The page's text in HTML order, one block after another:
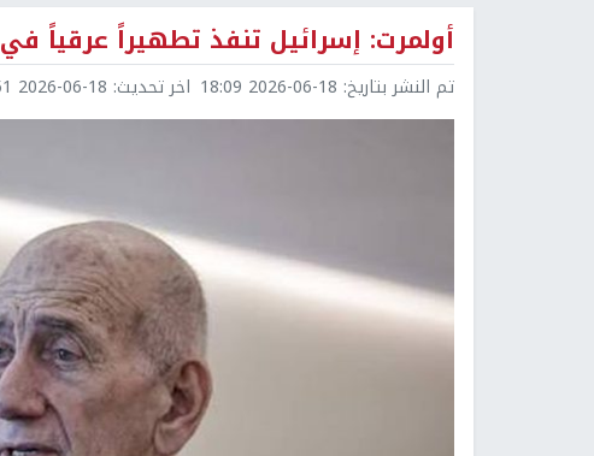
أولمرت: إسرائيل تنفذ تطهيراً عرقياً
تم النشر بتاريخ: 2026-06-18 18:09 اخر تحديث: 2026-06-18 18:51